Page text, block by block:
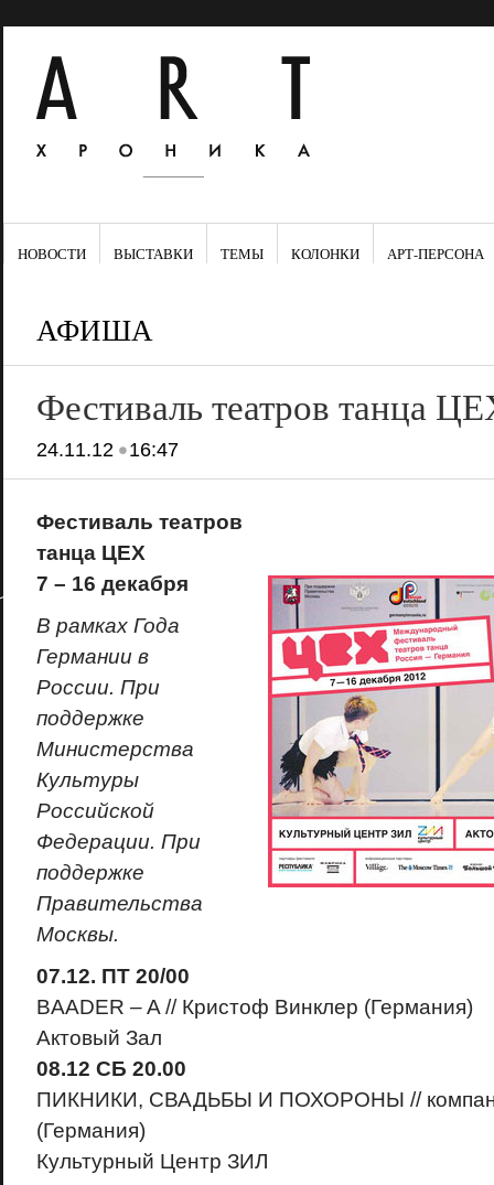
НОВОСТИ ВЫСТАВКИ ТЕМЫ КОЛОНКИ АРТ-ПЕРСОНА
АФИША
Фестиваль театров танца
24.11.12•16:47
Фестиваль театров
танца ЦЕХ
7 – 16 декабря
В рамках Года
Германии в
России. При
поддержке
Министерства
Культуры
Российской
Федерации. При
поддержке
Правительства
Москвы.
07.12. ПТ 20/00
BAADER – A // Кристоф Винклер (Германия)
Актовый Зал
08.12 СБ 20.00
ПИКНИКИ, СВАДЬБЫ И ПОХОРОНЫ //
(Германия)
Культурный Центр ЗИЛ